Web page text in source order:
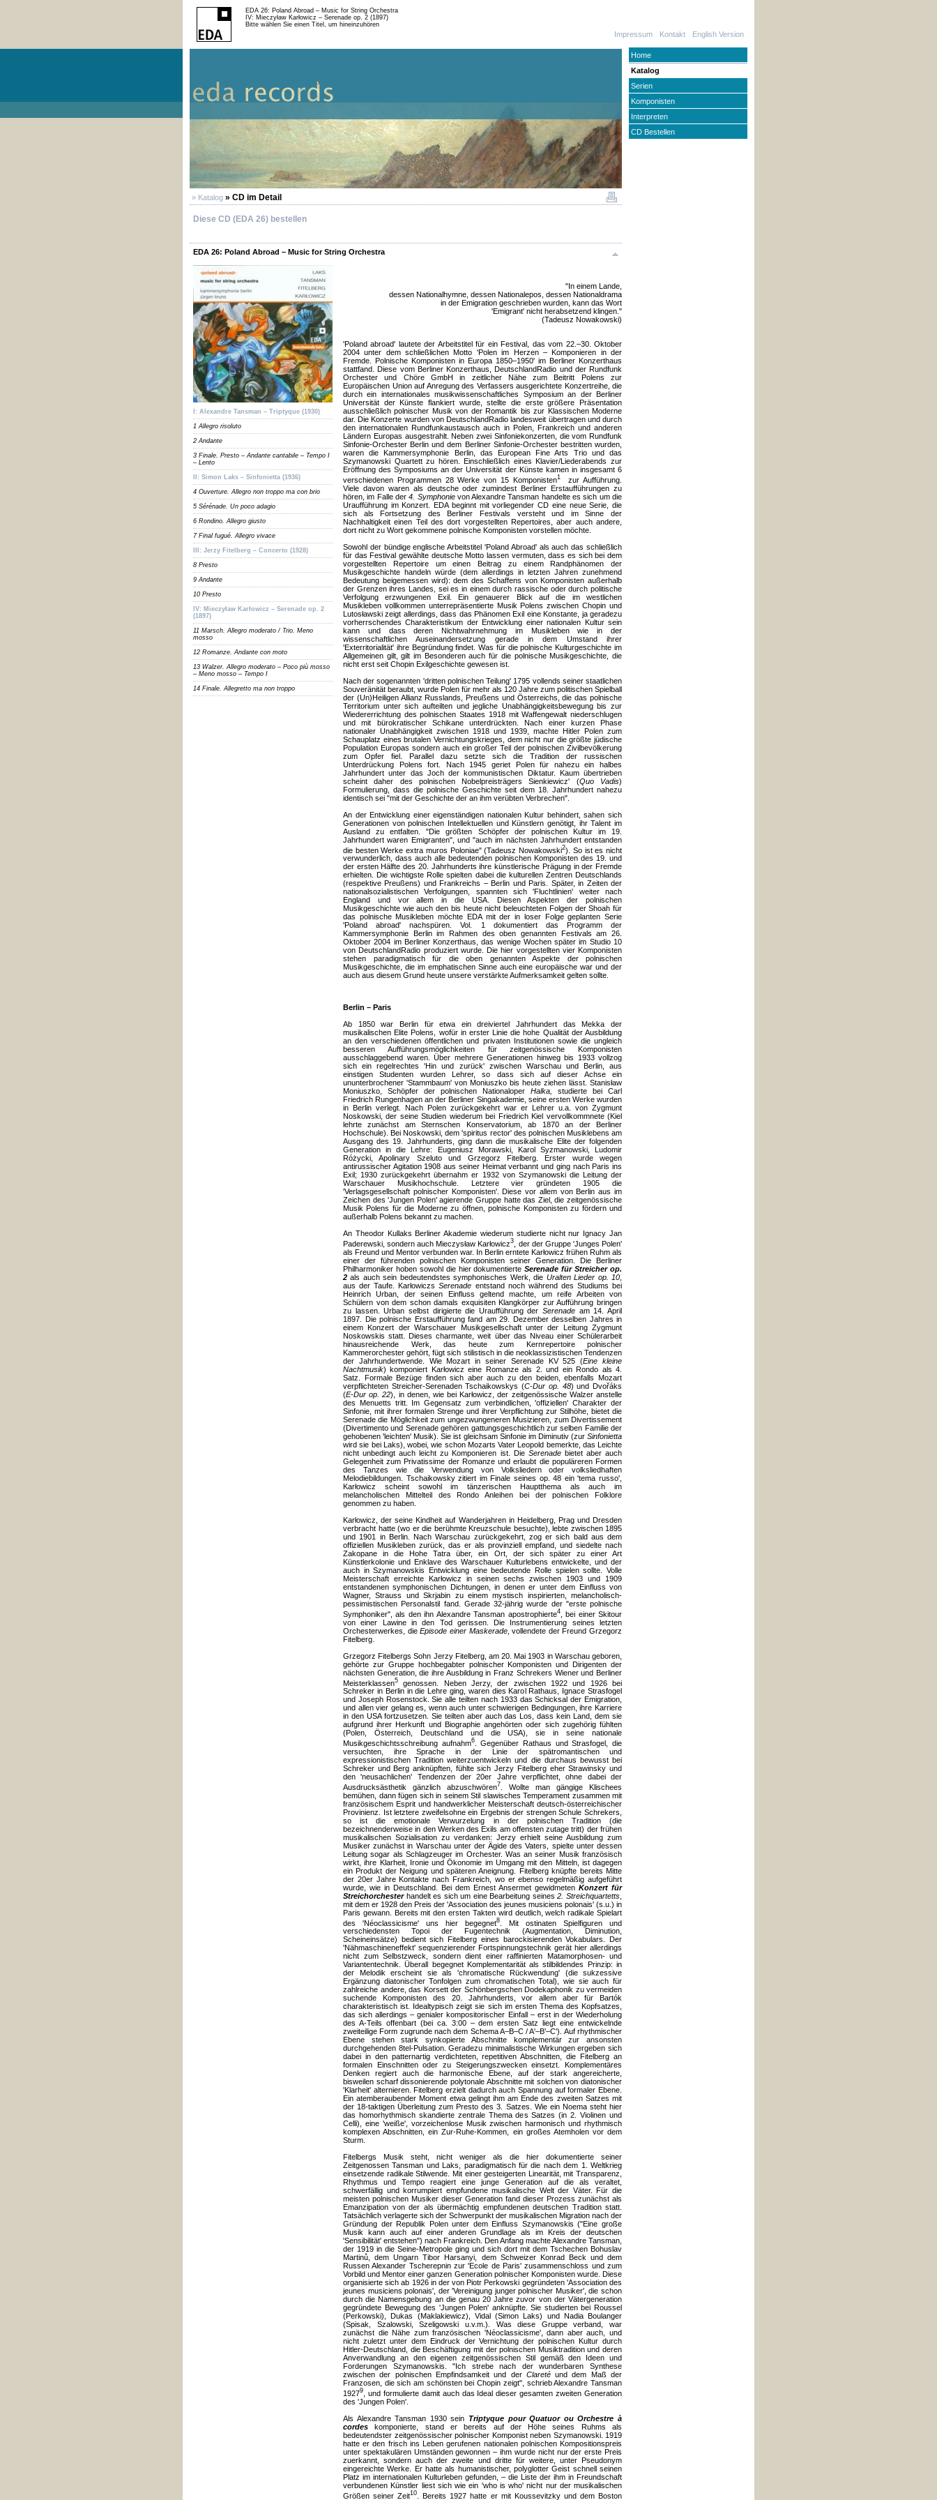
EDA 26: Poland Abroad – Music for String Orchestra
IV: Mieczyław Karłowicz – Serenade op. 2 (1897)
Bitte wählen Sie einen Titel, um hineinzuhören
English Version
Kontakt
Impressum
Home
Katalog
Serien
Komponisten
Interpreten
CD Bestellen
» Katalog » CD im Detail
Diese CD (EDA 26) bestellen
EDA 26: Poland Abroad – Music for String Orchestra
I: Alexandre Tansman – Triptyque (1930)
1 Allegro risoluto
2 Andante
3 Finale. Presto – Andante cantabile – Tempo I
– Lento
II: Simon Laks – Sinfonietta (1936)
4 Ouverture. Allegro non troppo ma con brio
5 Sérénade. Un poco adagio
6 Rondino. Allegro giusto
7 Final fugué. Allegro vivace
III: Jerzy Fitelberg – Concerto (1928)
8 Presto
9 Andante
10 Presto
IV: Mieczyław Karłowicz – Serenade op. 2
(1897)
11 Marsch. Allegro moderato / Trio. Meno
mosso
12 Romanze. Andante con moto
13 Walzer. Allegro moderato – Poco più mosso
– Meno mosso – Tempo I
14 Finale. Allegretto ma non troppo
"In einem Lande,
dessen Nationalhymne, dessen Nationalepos, dessen Nationaldrama
in der Emigration geschrieben wurden, kann das Wort
'Emigrant' nicht herabsetzend klingen."
(Tadeusz Nowakowski)
'Poland abroad' lautete der Arbeitstitel für ein Festival, das vom 22.–30. Oktober
2004 unter dem schließlichen Motto 'Polen im Herzen – Komponieren in der
Fremde. Polnische Komponisten in Europa 1850–1950' im Berliner Konzerthaus
stattfand. Diese vom Berliner Konzerthaus, DeutschlandRadio und der Rundfunk
Orchester und Chöre GmbH in zeitlicher Nähe zum Beitritt Polens zur
Europäischen Union auf Anregung des Verfassers ausgerichtete Konzertreihe, die
durch ein internationales musikwissenschaftliches Symposium an der Berliner
Universität der Künste flankiert wurde, stellte die erste größere Präsentation
ausschließlich polnischer Musik von der Romantik bis zur Klassischen Moderne
dar. Die Konzerte wurden von DeutschlandRadio landesweit übertragen und durch
den internationalen Rundfunkaustausch auch in Polen, Frankreich und anderen
Ländern Europas ausgestrahlt. Neben zwei Sinfoniekonzerten, die vom Rundfunk
Sinfonie-Orchester Berlin und dem Berliner Sinfonie-Orchester bestritten wurden,
waren die Kammersymphonie Berlin, das European Fine Arts Trio und das
Szymanowski Quartett zu hören. Einschließlich eines Klavier/Liederabends zur
Eröffnung des Symposiums an der Universität der Künste kamen in insgesamt 6
verschiedenen Programmen 28 Werke von 15 Komponisten1zur Aufführung.
Viele davon waren als deutsche oder zumindest Berliner Erstaufführungen zu
hören, im Falle der4. Symphonievon Alexandre Tansman handelte es sich um die
Uraufführung im Konzert. EDA beginnt mit vorliegender CD eine neue Serie, die
sich als Fortsetzung des Berliner Festivals versteht und im Sinne der
Nachhaltigkeit einen Teil des dort vorgestellten Repertoires, aber auch andere,
dort nicht zu Wort gekommene polnische Komponisten vorstellen möchte.
Sowohl der bündige englische Arbeitstitel 'Poland Abroad' als auch das schließlich
für das Festival gewählte deutsche Motto lassen vermuten, dass es sich bei dem
vorgestellten Repertoire um einen Beitrag zu einem Randphänomen der
Musikgeschichte handeln würde (dem allerdings in letzten Jahren zunehmend
Bedeutung beigemessen wird): dem des Schaffens von Komponisten außerhalb
der Grenzen ihres Landes, sei es in einem durch rassische oder durch politische
Verfolgung erzwungenen Exil. Ein genauerer Blick auf die im westlichen
Musikleben vollkommen unterrepräsentierte Musik Polens zwischen Chopin und
Lutosławski zeigt allerdings, dass das Phänomen Exil eine Konstante, ja geradezu
vorherrschendes Charakteristikum der Entwicklung einer nationalen Kultur sein
kann und dass deren Nichtwahrnehmung im Musikleben wie in der
wissenschaftlichen Auseinandersetzung gerade in dem Umstand ihrer
'Exterritorialität' ihre Begründung findet. Was für die polnische Kulturgeschichte im
Allgemeinen gilt, gilt im Besonderen auch für die polnische Musikgeschichte, die
nicht erst seit Chopin Exilgeschichte gewesen ist.
Nach der sogenannten 'dritten polnischen Teilung' 1795 vollends seiner staatlichen
Souveränität beraubt, wurde Polen für mehr als 120 Jahre zum politischen Spielball
der (Un)Heiligen Allianz Russlands, Preußens und Österreichs, die das polnische
Territorium unter sich aufteilten und jegliche Unabhängigkeitsbewegung bis zur
Wiedererrichtung des polnischen Staates 1918 mit Waffengewalt niederschlugen
und mit bürokratischer Schikane unterdrückten. Nach einer kurzen Phase
nationaler Unabhängigkeit zwischen 1918 und 1939, machte Hitler Polen zum
Schauplatz eines brutalen Vernichtungskrieges, dem nicht nur die größte jüdische
Population Europas sondern auch ein großer Teil der polnischen Zivilbevölkerung
zum Opfer fiel. Parallel dazu setzte sich die Tradition der russischen
Unterdrückung Polens fort. Nach 1945 geriet Polen für nahezu ein halbes
Jahrhundert unter das Joch der kommunistischen Diktatur. Kaum übertrieben
scheint daher des polnischen Nobelpreisträgers Sienkiewicz' (Quo Vadis)
Formulierung, dass die polnische Geschichte seit dem 18. Jahrhundert nahezu
identisch sei "mit der Geschichte der an ihm verübten Verbrechen".
An der Entwicklung einer eigenständigen nationalen Kultur behindert, sahen sich
Generationen von polnischen Intellektuellen und Künstlern genötigt, ihr Talent im
Ausland zu entfalten. "Die größten Schöpfer der polnischen Kultur im 19.
Jahrhundert waren Emigranten", und "auch im nächsten Jahrhundert entstanden
die besten Werke extra muros Poloniae" (Tadeusz Nowakowski2). So ist es nicht
verwunderlich, dass auch alle bedeutenden polnischen Komponisten des 19. und
der ersten Hälfte des 20. Jahrhunderts ihre künstlerische Prägung in der Fremde
erhielten. Die wichtigste Rolle spielten dabei die kulturellen Zentren Deutschlands
(respektive Preußens) und Frankreichs – Berlin und Paris. Später, in Zeiten der
nationalsozialistischen Verfolgungen, spannten sich 'Fluchtlinien' weiter nach
England und vor allem in die USA. Diesen Aspekten der polnischen
Musikgeschichte wie auch den bis heute nicht beleuchteten Folgen der Shoah für
das polnische Musikleben möchte EDA mit der in loser Folge geplanten Serie
'Poland abroad' nachspüren. Vol. 1 dokumentiert das Programm der
Kammersymphonie Berlin im Rahmen des oben genannten Festivals am 26.
Oktober 2004 im Berliner Konzerthaus, das wenige Wochen später im Studio 10
von DeutschlandRadio produziert wurde. Die hier vorgestellten vier Komponisten
stehen paradigmatisch für die oben genannten Aspekte der polnischen
Musikgeschichte, die im emphatischen Sinne auch eine europäische war und der
auch aus diesem Grund heute unsere verstärkte Aufmerksamkeit gelten sollte.
Berlin – Paris
Ab 1850 war Berlin für etwa ein dreiviertel Jahrhundert das Mekka der
musikalischen Elite Polens, wofür in erster Linie die hohe Qualität der Ausbildung
an den verschiedenen öffentlichen und privaten Institutionen sowie die ungleich
besseren Aufführungsmöglichkeiten für zeitgenössische Komponisten
ausschlaggebend waren. Über mehrere Generationen hinweg bis 1933 vollzog
sich ein regelrechtes 'Hin und zurück' zwischen Warschau und Berlin, aus
einstigen Studenten wurden Lehrer, so dass sich auf dieser Achse ein
ununterbrochener 'Stammbaum' von Moniuszko bis heute ziehen lässt. Stanisław
Moniuszko, Schöpfer der polnischen Nationaloper Halka,
studierte bei Carl
Friedrich Rungenhagen an der Berliner Singakademie, seine ersten Werke wurden
in Berlin verlegt. Nach Polen zurückgekehrt war er Lehrer u.a. von Zygmunt
Noskowski, der seine Studien wiederum bei Friedrich Kiel vervollkommnete (Kiel
lehrte zunächst am Sternschen Konservatorium, ab 1870 an der Berliner
Hochschule). Bei Noskowski, dem 'spiritus rector' des polnischen Musiklebens am
Ausgang des 19. Jahrhunderts, ging dann die musikalische Elite der folgenden
Generation in die Lehre: Eugeniusz Morawski, Karol Syzmanowski, Ludomir
Różycki, Apolinary Szeluto und Grzegorz Fitelberg. Erster wurde wegen
antirussischer Agitation 1908 aus seiner Heimat verbannt und ging nach Paris ins
Exil; 1930 zurückgekehrt übernahm er 1932 von Szymanowski die Leitung der
Warschauer Musikhochschule. Letztere vier gründeten 1905 die
'Verlagsgesellschaft polnischer Komponisten'. Diese vor allem von Berlin aus im
Zeichen des 'Jungen Polen' agierende Gruppe hatte das Ziel, die zeitgenössische
Musik Polens für die Moderne zu öffnen, polnische Komponisten zu fördern und
außerhalb Polens bekannt zu machen.
An Theodor Kullaks Berliner Akademie wiederum studierte nicht nur Ignacy Jan
Paderewski, sondern auch Mieczysław Karłowicz3
, der der Gruppe 'Junges Polen'
als Freund und Mentor verbunden war. In Berlin erntete Karłowicz frühen Ruhm als
einer der führenden polnischen Komponisten seiner Generation. Die Berliner
Philharmoniker hoben sowohl die hier dokumentierteSerenade für Streicher op.
2 als auch sein bedeutendstes symphonisches Werk, die Uralten Lieder op. 10
aus der Taufe. KarłowiczsSerenade entstand noch während des Studiums bei
Heinrich Urban, der seinen Einfluss geltend machte, um reife Arbeiten von
Schülern von dem schon damals exquisiten Klangkörper zur Aufführung bringen
zu lassen. Urban selbst dirigierte die Uraufführung derSerenade am 14. April
1897. Die polnische Erstaufführung fand am 29. Dezember desselben Jahres in
einem Konzert der Warschauer Musikgesellschaft unter der Leitung Zygmunt
Noskowskis statt. Dieses charmante, weit über das Niveau einer Schülerarbeit
hinausreichende Werk, das heute zum Kernrepertoire polnischer
Kammerorchester gehört, fügt sich stilistisch in die neoklassizistischen Tendenzen
der Jahrhundertwende. Wie Mozart in seiner Serenade KV 525 (Eine kleine
Nachtmusik) komponiert Karłowicz eine Romanze als 2. und ein Rondo als 4.
Satz. Formale Bezüge finden sich aber auch zu den beiden, ebenfalls Mozart
verpflichteten Streicher-Serenaden Tschaikowskys (C-Dur op. 48) und Dvořáks
(E-Dur op. 22), in denen, wie bei Karłowicz, der zeitgenössische Walzer anstelle
des Menuetts tritt. Im Gegensatz zum verbindlichen, 'offiziellen' Charakter der
Sinfonie, mit ihrer formalen Strenge und ihrer Verpflichtung zur Stilhöhe, bietet die
Serenade die Möglichkeit zum ungezwungeneren Musizieren, zum Divertissement
(Divertimento und Serenade gehören gattungsgeschichtlich zur selben Familie der
gehobenen 'leichten' Musik). Sie ist gleichsam Sinfonie im Diminutiv (zur Sinfonietta
wird sie bei Laks), wobei, wie schon Mozarts Vater Leopold bemerkte, das Leichte
nicht unbedingt auch leicht zu Komponieren ist. Die Serenadebietet aber auch
Gelegenheit zum Privatissime der Romanze und erlaubt die populäreren Formen
des Tanzes wie die Verwendung von Volksliedern oder volksliedhaften
Melodiebildungen. Tschaikowsky zitiert im Finale seines op. 48 ein 'tema russo',
Karłowicz scheint sowohl im tänzerischen Hauptthema als auch im
melancholischen Mittelteil des Rondo Anleihen bei der polnischen Folklore
genommen zu haben.
Karłowicz, der seine Kindheit auf Wanderjahren in Heidelberg, Prag und Dresden
verbracht hatte (wo er die berühmte Kreuzschule besuchte), lebte zwischen 1895
und 1901 in Berlin. Nach Warschau zurückgekehrt, zog er sich bald aus dem
offiziellen Musikleben zurück, das er als provinziell empfand, und siedelte nach
Zakopane in die Hohe Tatra über, ein Ort, der sich später zu einer Art
Künstlerkolonie und Enklave des Warschauer Kulturlebens entwickelte, und der
auch in Szymanowskis Entwicklung eine bedeutende Rolle spielen sollte. Volle
Meisterschaft erreichte Karłowicz in seinen sechs zwischen 1903 und 1909
entstandenen symphonischen Dichtungen, in denen er unter dem Einfluss von
Wagner, Strauss und Skrjabin zu einem mystisch inspirierten, melancholisch-
pessimistischen Personalstil fand. Gerade 32-jährig wurde der "erste polnische
Symphoniker", als den ihn Alexandre Tansman apostrophierte4, bei einer Skitour
von einer Lawine in den Tod gerissen. Die Instrumentierung seines letzten
Orchesterwerkes, dieEpisode einer Maskerade, vollendete der Freund Grzegorz
Fitelberg.
Grzegorz Fitelbergs Sohn Jerzy Fitelberg, am 20. Mai 1903 in Warschau geboren,
gehörte zur Gruppe hochbegabter polnischer Komponisten und Dirigenten der
nächsten Generation, die ihre Ausbildung in Franz Schrekers Wiener und Berliner
Meisterklassen5 genossen. Neben Jerzy, der zwischen 1922 und 1926 bei
Schreker in Berlin in die Lehre ging, waren dies Karol Rathaus, Ignace Strasfogel
und Joseph Rosenstock. Sie alle teilten nach 1933 das Schicksal der Emigration,
und allen vier gelang es, wenn auch unter schwierigen Bedingungen, ihre Karriere
in den USA fortzusetzen. Sie teilten aber auch das Los, dass kein Land, dem sie
aufgrund ihrer Herkunft und Biographie angehörten oder sich zugehörig fühlten
(Polen, Österreich, Deutschland und die USA), sie in seine nationale
Musikgeschichtsschreibung aufnahm6. Gegenüber Rathaus und Strasfogel, die
versuchten, ihre Sprache in der Linie der spätromantischen und
expressionistischen Tradition weiterzuentwickeln und die durchaus bewusst bei
Schreker und Berg anknüpften, fühlte sich Jerzy Fitelberg eher Strawinsky und
den 'neusachlichen' Tendenzen der 20er Jahre verpflichtet, ohne dabei der
Ausdrucksästhetik gänzlich abzuschwören7 . Wollte man gängige Klischees
bemühen, dann fügen sich in seinem Stil slawisches Temperament zusammen mit
französischem Esprit und handwerklicher Meisterschaft deutsch-österreichischer
Provinienz. Ist letztere zweifelsohne ein Ergebnis der strengen Schule Schrekers,
so ist die emotionale Verwurzelung in der polnischen Tradition (die
bezeichnenderweise in den Werken des Exils am offensten zutage tritt) der frühen
musikalischen Sozialisation zu verdanken: Jerzy erhielt seine Ausbildung zum
Musiker zunächst in Warschau unter der Ägide des Vaters, spielte unter dessen
Leitung sogar als Schlagzeuger im Orchester. Was an seiner Musik französisch
wirkt, ihre Klarheit, Ironie und Ökonomie im Umgang mit den Mitteln, ist dagegen
ein Produkt der Neigung und späteren Aneignung. Fitelberg knüpfte bereits Mitte
der 20er Jahre Kontakte nach Frankreich, wo er ebenso regelmäßig aufgeführt
wurde, wie in Deutschland. Bei dem Ernest Ansermet gewidmeten Konzert für
Streichorchesterhandelt es sich um eine Bearbeitung seines2. Streichquartetts
mit dem er 1928 den Preis der 'Association des jeunes musiciens polonais' (s.u.) in
Paris gewann. Bereits mit den ersten Takten wird deutlich, welch radikale Spielart
des 'Néoclassicisme' uns hier begegnet8 . Mit ostinaten Spielfiguren und
verschiedensten Topoi der Fugentechnik (Augmentation, Diminution,
Scheineinsätze) bedient sich Fitelberg eines barockisierenden Vokabulars. Der
'Nähmaschineneffekt' sequenzierender Fortspinnungstechnik gerät hier allerdings
nicht zum Selbstzweck, sondern dient einer raffinierten Matamorphosen- und
Variantentechnik. Überall begegnet Komplementarität als stilbildendes Prinzip: in
der Melodik erscheint sie als 'chromatische Rückwendung' (die sukzessive
Ergänzung diatonischer Tonfolgen zum chromatischen Total), wie sie auch für
zahlreiche andere, das Korsett der Schönbergschen Dodekaphonik zu vermeiden
suchende Komponisten des 20. Jahrhunderts, vor allem aber für Bartók
charakteristisch ist. Idealtypisch zeigt sie sich im ersten Thema des Kopfsatzes,
das sich allerdings – genialer kompositorischer Einfall – erst in der Wiederholung
des A-Teils offenbart (bei ca. 3:00 – dem ersten Satz liegt eine entwickelnde
zweiteilige Form zugrunde nach dem Schema A–B–C / A'–B'–C'). Auf rhythmischer
Ebene stehen stark synkopierte Abschnitte komplementär zur ansonsten
durchgehenden 8tel-Pulsation. Geradezu minimalistische Wirkungen ergeben sich
dabei in den patternartig verdichteten, repetitiven Abschnitten, die Fitelberg an
formalen Einschnitten oder zu Steigerungszwecken einsetzt. Komplementäres
Denken regiert auch die harmonische Ebene, auf der stark angereicherte,
bisweilen scharf dissonierende polytonale Abschnitte mit solchen von diatonischer
'Klarheit' alternieren. Fitelberg erzielt dadurch auch Spannung auf formaler Ebene.
Ein atemberaubender Moment etwa gelingt ihm am Ende des zweiten Satzes mit
der 18-taktigen Überleitung zum Presto des 3. Satzes. Wie ein Noema steht hier
das homorhythmisch skandierte zentrale Thema des Satzes (in 2. Violinen und
Celli), eine 'weiße', vorzeichenlose Musik zwischen harmonisch und rhythmisch
komplexen Abschnitten, ein Zur-Ruhe-Kommen, ein großes Atemholen vor dem
Sturm.
Fitelbergs Musik steht, nicht weniger als die hier dokumentierte seiner
Zeitgenossen Tansman und Laks, paradigmatisch für die nach dem 1. Weltkrieg
einsetzende radikale Stilwende. Mit einer gesteigerten Linearität, mit Transparenz,
Rhythmus und Tempo reagiert eine junge Generation auf die als veraltet,
schwerfällig und korrumpiert empfundene musikalische Welt der Väter. Für die
meisten polnischen Musiker dieser Generation fand dieser Prozess zunächst als
Emanzipation von der als übermächtig empfundenen deutschen Tradition statt.
Tatsächlich verlagerte sich der Schwerpunkt der musikalischen Migration nach der
Gründung der Republik Polen unter dem Einfluss Szymanowskis ("Eine große
Musik kann auch auf einer anderen Grundlage als im Kreis der deutschen
'Sensibilität' entstehen") nach Frankreich. Den Anfang machte Alexandre Tansman,
der 1919 in die Seine-Metropole ging und sich dort mit dem Tschechen Bohuslav
Martinů, dem Ungarn Tibor Harsanyi, dem Schweizer Konrad Beck und dem
Russen Alexander Tscherepnin zur 'Ecole de Paris' zusammenschloss und zum
Vorbild und Mentor einer ganzen Generation polnischer Komponisten wurde. Diese
organisierte sich ab 1926 in der von Piotr Perkowski gegründeten 'Association des
jeunes musiciens polonais', der 'Vereinigung junger polnischer Musiker', die schon
durch die Namensgebung an die genau 20 Jahre zuvor von der Vätergeneration
gegründete Bewegung des 'Jungen Polen' anknüpfte. Sie studierten bei Roussel
(Perkowski), Dukas (Maklakiewicz), Vidal (Simon Laks) und Nadia Boulanger
(Spisak, Szalowski, Szeligowski u.v.m.). Was diese Gruppe verband, war
zunächst die Nähe zum französischen 'Néoclassicisme', dann aber auch, und
nicht zuletzt unter dem Eindruck der Vernichtung der polnischen Kultur durch
Hitler-Deutschland, die Beschäftigung mit der polnischen Musiktradition und deren
Anverwandlung an den eigenen zeitgenössischen Stil gemäß den Ideen und
Forderungen Szymanowskis. "Ich strebe nach der wunderbaren Synthese
zwischen der polnischen Empfindsamkeit und der Claretéund dem Maß der
Franzosen, die sich am schönsten bei Chopin zeigt", schrieb Alexandre Tansman
19279 , und formulierte damit auch das Ideal dieser gesamten zweiten Generation
des 'Jungen Polen'.
Als Alexandre Tansman 1930 sein Triptyque pour Quatuor ou Orchestre à
cordes komponierte, stand er bereits auf der Höhe seines Ruhms als
bedeutendster zeitgenössischer polnischer Komponist neben Szymanowski. 1919
hatte er den frisch ins Leben gerufenen nationalen polnischen Kompositionspreis
unter spektakulären Umständen gewonnen – ihm wurde nicht nur der erste Preis
zuerkannt, sondern auch der zweite und dritte für weitere, unter Pseudonym
eingereichte Werke. Er hatte als humanistischer, polyglotter Geist schnell seinen
Platz im internationalen Kulturleben gefunden, – die Liste der ihm in Freundschaft
verbundenen Künstler liest sich wie ein 'who is who' nicht nur der musikalischen
Größen seiner Zeit10
. Bereits 1927 hatte er mit Koussevitzky und dem Boston